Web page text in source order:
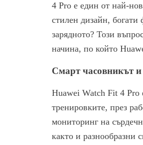
4 Pro е един от най-
стилен дизайн,
зарядното? Този
начина, по който
Смарт часовникът и
Huawei Watch Fit 4 Pro
тренировките, през
мониторинг на
както и разнообразни